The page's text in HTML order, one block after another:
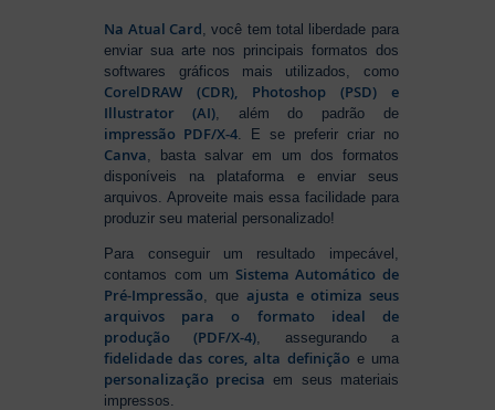
Na Atual Card , você tem total liberdade para
enviar sua arte nos principais formatos dos
softwares gráficos mais utilizados, como
CorelDRAW (CDR), Photoshop (PSD) e
Illustrator (AI) , além do padrão de
impressão PDF/X-4 . E se preferir criar no
Canva , basta salvar em um dos formatos
disponíveis na plataforma e enviar seus
arquivos. Aproveite mais essa facilidade para
produzir seu material personalizado!
Para conseguir um resultado impecável,
contamos com um Sistema Automático de
Pré-Impressão , queajusta e otimiza seus
arquivos para o formato ideal de
produção (PDF/X-4) , assegurando a
fidelidade das cores, alta definição e uma
personalização precisa em seus materiais
impressos.